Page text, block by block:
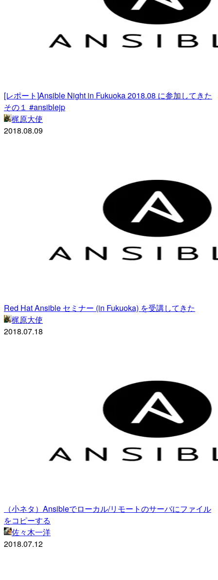
[レポート]Ansible Night in Fukuoka 2018.08 に参加してきた
その１ #ansiblejp
梶原大使
2018.08.09
Red Hat Ansible セミナー (in Fukuoka) を受講してきた
梶原大使
2018.07.18
（小ネタ）Ansibleでローカル/リモートのサーバにファイル
をコピーする
佐々木一洋
2018.07.12